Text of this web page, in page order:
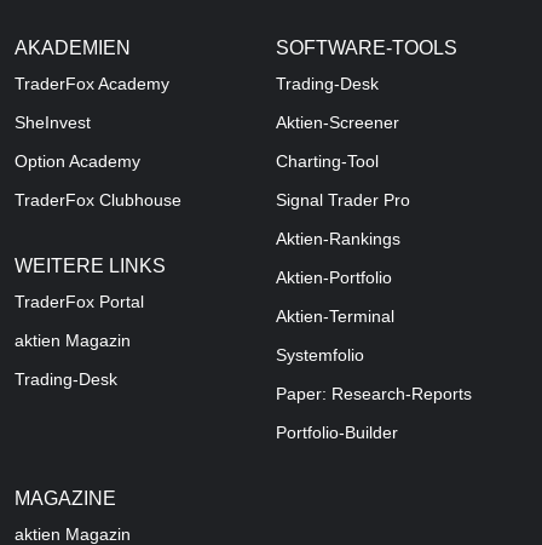
AKADEMIEN
TraderFox Academy
SheInvest
Option Academy
TraderFox Clubhouse
WEITERE LINKS
TraderFox Portal
aktien Magazin
Trading-Desk
SOFTWARE-TOOLS
Trading-Desk
Aktien-Screener
Charting-Tool
Signal Trader Pro
Aktien-Rankings
Aktien-Portfolio
Aktien-Terminal
Systemfolio
Paper: Research-Reports
Portfolio-Builder
MAGAZINE
aktien Magazin